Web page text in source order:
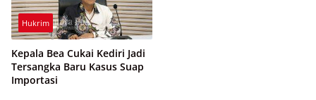
Hukrim
Kepala Bea Cukai Kediri Jadi
Tersangka Baru Kasus Suap
Importasi